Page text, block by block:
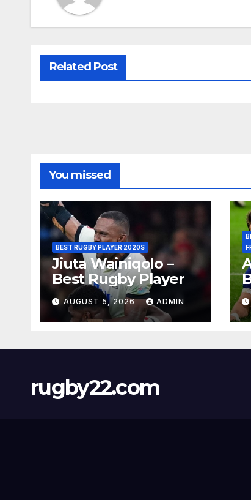
Related Post
You missed
BEST RUGBY PLAYER 2020S
Jiuta Wainiqolo –
Best Rugby Player
AUGUST 5, 2026 ADMIN
rugby22.com